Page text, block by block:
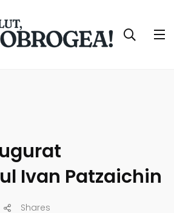
Ivan Patzaichin
Shares